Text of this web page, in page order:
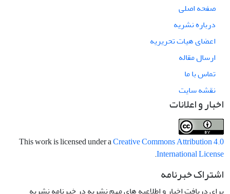
صفحه اصلی
درباره نشریه
اعضای هیات تحریریه
ارسال مقاله
تماس با ما
نقشه سایت
اخبار و اعلانات
This work is licensed under aCreative Commons Attribution 4.0
International License
.
اشتراک خبرنامه
برای دریافت اخبار و اطلاعیه های مهم نشریه در خبرنامه نشریه